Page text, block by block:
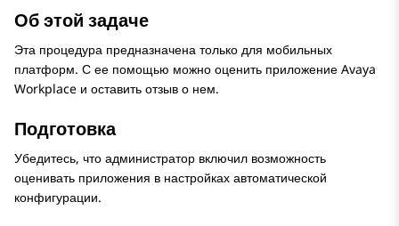
Об этой задаче
Эта процедура предназначена только для мобильных
платформ. С ее помощью можно оценить приложение Avaya
Workplace и оставить отзыв о нем.
Подготовка
Убедитесь, что администратор включил возможность
оценивать приложения в настройках автоматической
конфигурации.